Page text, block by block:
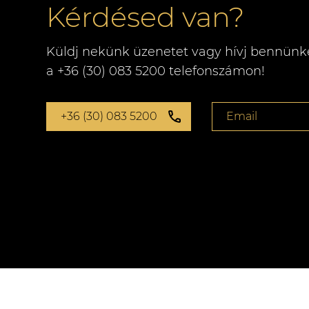
Kérdésed van?
Küldj nekünk üzenetet vagy hívj
a +36 (30) 083 5200 telefonszámon!
+36 (30) 083 5200 Email